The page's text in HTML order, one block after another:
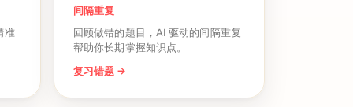
准
间隔重复
回顾做错的题目，AI 驱动的间隔重复
帮助你长期掌握知识点。
复习错题 →